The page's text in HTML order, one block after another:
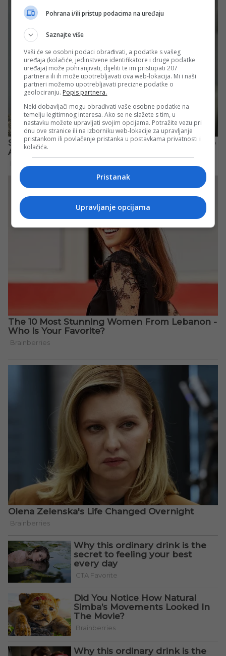
Pohrana i/ili pristup podacima na uređaju
Saznajte više
Vaši će se osobni podaci obrađivati, a podatke s vašeg
uređaja (kolačiće, jedinstvene identifikatore i druge podatke
uređaja) može pohranjivati, dijeliti te im pristupati 207
partnera ili ih može upotrebljavati ova web-lokacija. Mi i naši
partneri možemo upotrebljavati precizne podatke o
geolociranju. Popis partnera.
Neki dobavljači mogu obrađivati vaše osobne podatke na
temelju legitimnog interesa. Ako se ne slažete s tim, u
nastavku možete upravljati svojim opcijama. Potražite vezu pri
dnu ove stranice ili na izborniku web-lokacije za upravljanje
pristankom ili povlačenje pristanka u postavkama privatnosti i
kolačića.
Pristanak
Upravljanje opcijama